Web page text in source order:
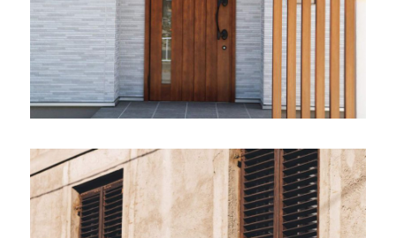
を
実
現！
成
功
の
カ
ギ
を